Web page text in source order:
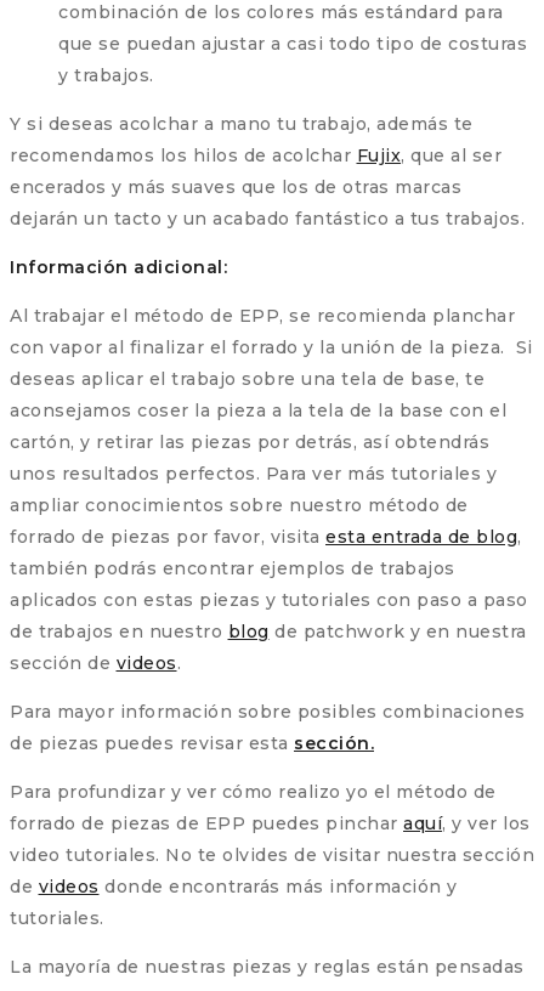
combinación de los colores más estándard para
que se puedan ajustar a casi todo tipo de costuras
y trabajos.
Y si deseas acolchar a mano tu trabajo, además te
recomendamos los hilos de acolchar Fujix, que al ser
encerados y más suaves que los de otras marcas
dejarán un tacto y un acabado fantástico a tus trabajos.
Información adicional:
Al trabajar el método de EPP, se recomienda planchar
con vapor al finalizar el forrado y la unión de la pieza. Si
deseas aplicar el trabajo sobre una tela de base, te
aconsejamos coser la pieza a la tela de la base con el
cartón, y retirar las piezas por detrás, así obtendrás
unos resultados perfectos. Para ver más tutoriales y
ampliar conocimientos sobre nuestro método de
forrado de piezas por favor, visita esta entrada de blog,
también podrás encontrar ejemplos de trabajos
aplicados con estas piezas y tutoriales con paso a paso
de trabajos en nuestro blog de patchwork y en nuestra
sección de videos.
Para mayor información sobre posibles combinaciones
de piezas puedes revisar esta sección.
Para profundizar y ver cómo realizo yo el método de
forrado de piezas de EPP puedes pinchar aquí, y ver los
video tutoriales. No te olvides de visitar nuestra sección
de videos donde encontrarás más información y
tutoriales.
La mayoría de nuestras piezas y reglas están pensadas